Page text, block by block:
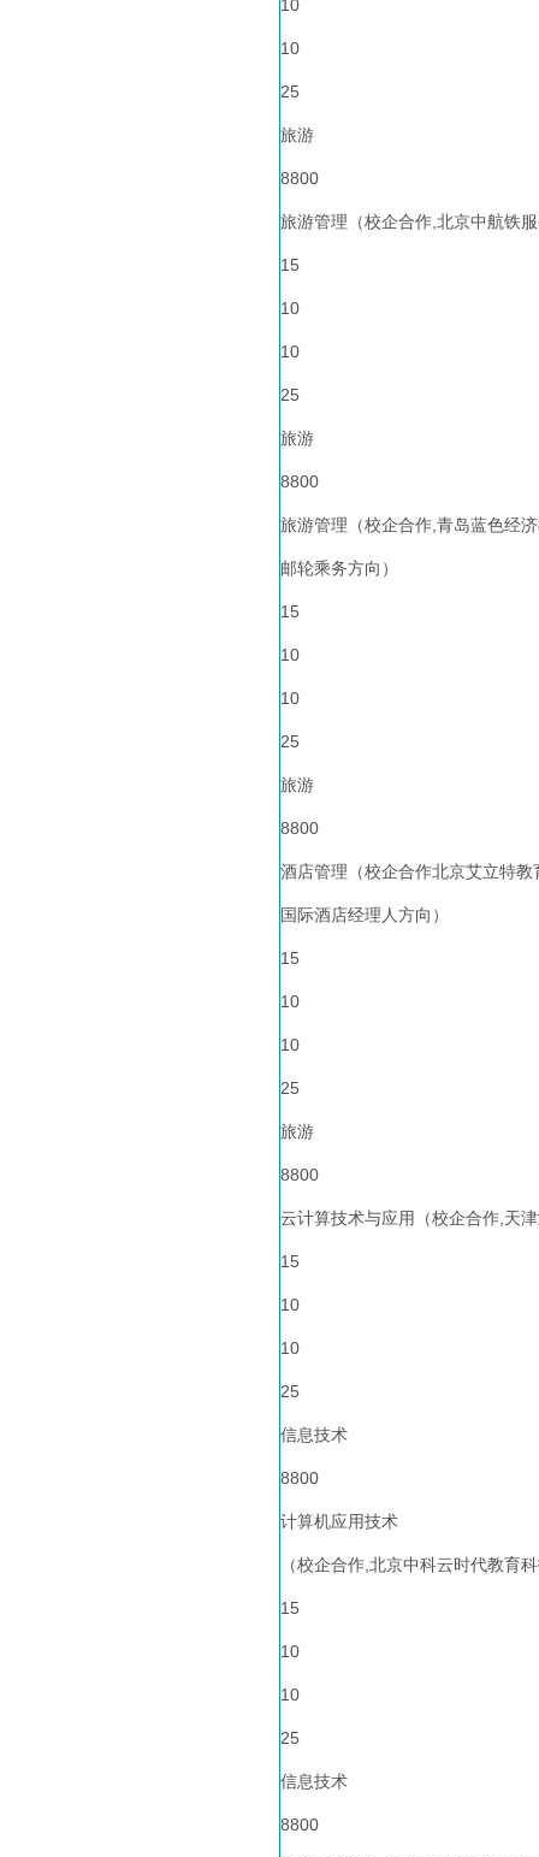
10
10
25
旅游
8800
旅游管理（校企合作,北京中航铁
15
10
10
25
旅游
8800
旅游管理（校企合作,青岛蓝色经
邮轮乘务方向）
15
10
10
25
旅游
8800
酒店管理（校企合作北京艾立特教
国际酒店经理人方向）
15
10
10
25
旅游
8800
云计算技术与应用（校企合作,天
15
10
10
25
信息技术
8800
计算机应用技术
（校企合作,北京中科云时代教育
15
10
10
25
信息技术
8800